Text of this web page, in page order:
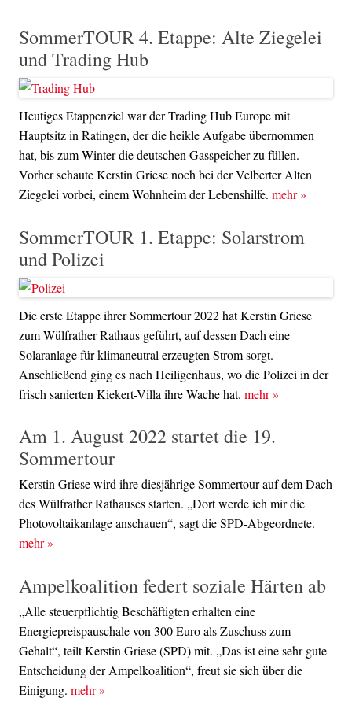
SommerTOUR 4. Etappe: Alte Ziegelei
und Trading Hub
Heutiges Etappenziel war der Trading Hub Europe mit
Hauptsitz in Ratingen, der die heikle Aufgabe übernommen
hat, bis zum Winter die deutschen Gasspeicher zu füllen.
Vorher schaute Kerstin Griese noch bei der Velberter Alten
Ziegelei vorbei, einem Wohnheim der Lebenshilfe. mehr»
SommerTOUR 1. Etappe: Solarstrom
und Polizei
Die erste Etappe ihrer Sommertour 2022 hat Kerstin Griese
zum Wülfrather Rathaus geführt, auf dessen Dach eine
Solaranlage für klimaneutral erzeugten Strom sorgt.
Anschließend ging es nach Heiligenhaus, wo die Polizei in der
frisch sanierten Kiekert-Villa ihre Wache hat. mehr»
Am 1. August 2022 startet die 19.
Sommertour
Kerstin Griese wird ihre diesjährige Sommertour auf dem Dach
des Wülfrather Rathauses starten. „Dort werde ich mir die
Photovoltaikanlage anschauen“, sagt die SPD-Abgeordnete.
mehr»
Ampelkoalition federt soziale Härten ab
„Alle steuerpflichtig Beschäftigten erhalten eine
Energiepreispauschale von 300 Euro als Zuschuss zum
Gehalt“, teilt Kerstin Griese (SPD) mit. „Das ist eine sehr gute
Entscheidung der Ampelkoalition“, freut sie sich über die
Einigung. mehr»